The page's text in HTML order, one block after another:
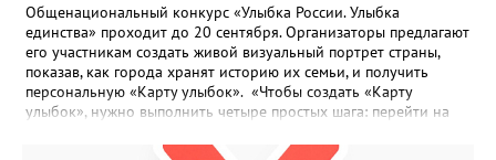
Общенациональный конкурс «Улыбка России. Улыбка
единства» проходит до 20 сентября. Организаторы предлагают
его участникам создать живой визуальный портрет страны,
показав, как города хранят историю их семьи, и получить
персональную «Карту улыбок». «Чтобы создать «Карту
улыбок», нужно выполнить четыре простых шага: перейти на
улыбок»; загрузить фотографию с улыбкой – подойдёт портрет